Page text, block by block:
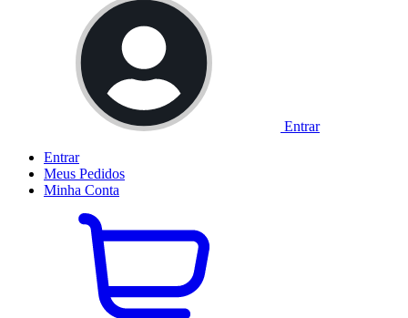
Entrar
Entrar
Meus Pedidos
Minha Conta